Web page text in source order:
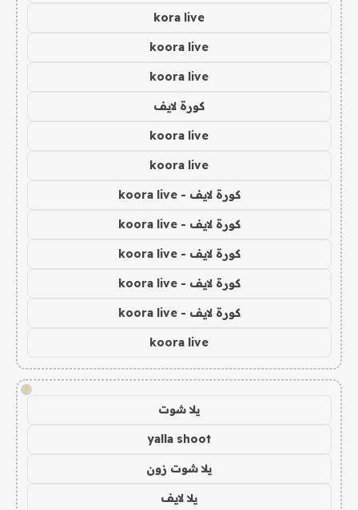
kora live
koora live
koora live
كورة لايف
koora live
koora live
كورة لايف - koora live
كورة لايف - koora live
كورة لايف - koora live
كورة لايف - koora live
كورة لايف - koora live
koora live
!
يلا شوت
yalla shoot
يلا شوت زون
يلا لايف